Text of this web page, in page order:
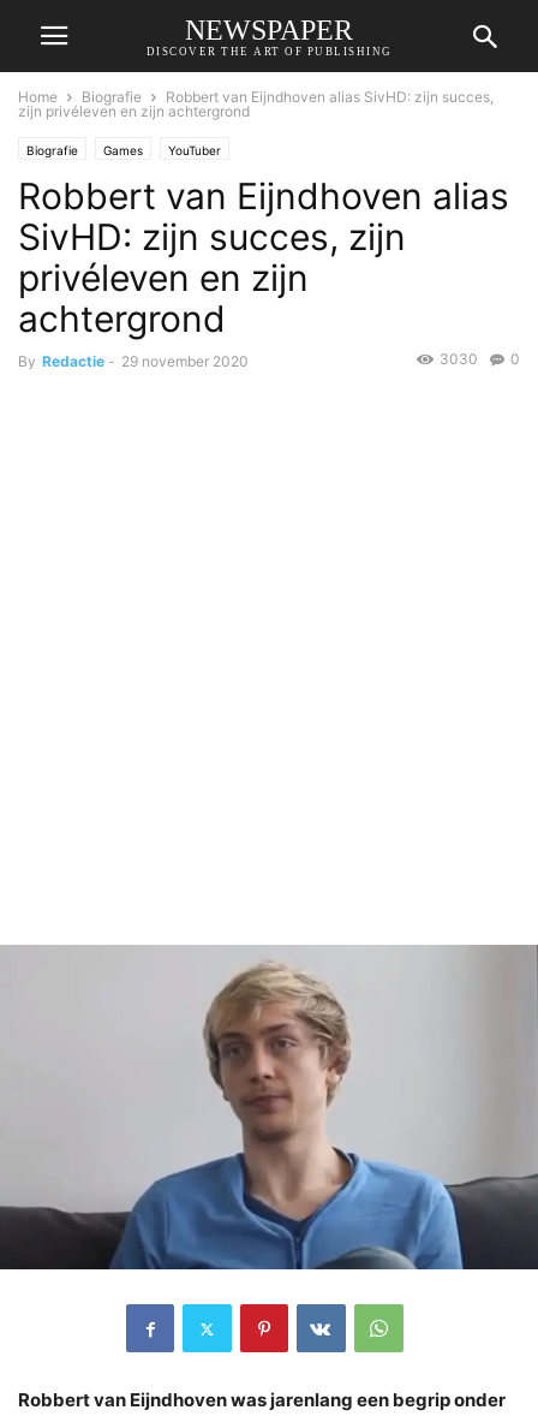
NEWSPAPER
DISCOVER THE ART OF PUBLISHING
Home Biografie
Robbert van Eijndhoven alias SivHD: zijn succes,
zijn privéleven en zijn achtergrond
Biografie Games YouTuber
Robbert van Eijndhoven alias
SivHD: zijn succes, zijn
privéleven en zijn
achtergrond
By Redactie - 29 november 2020 0
3030
Robbert van Eijndhoven was jarenlang een begrip onder